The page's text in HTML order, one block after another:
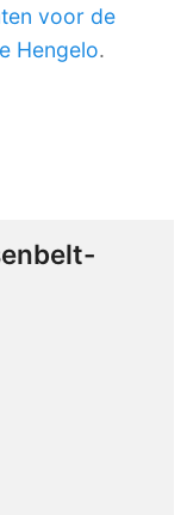
voor de
Hengelo.